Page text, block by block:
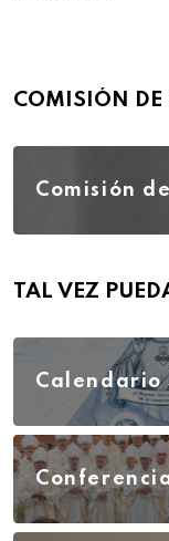
COMISIÓN DE
Comisión
TAL VEZ